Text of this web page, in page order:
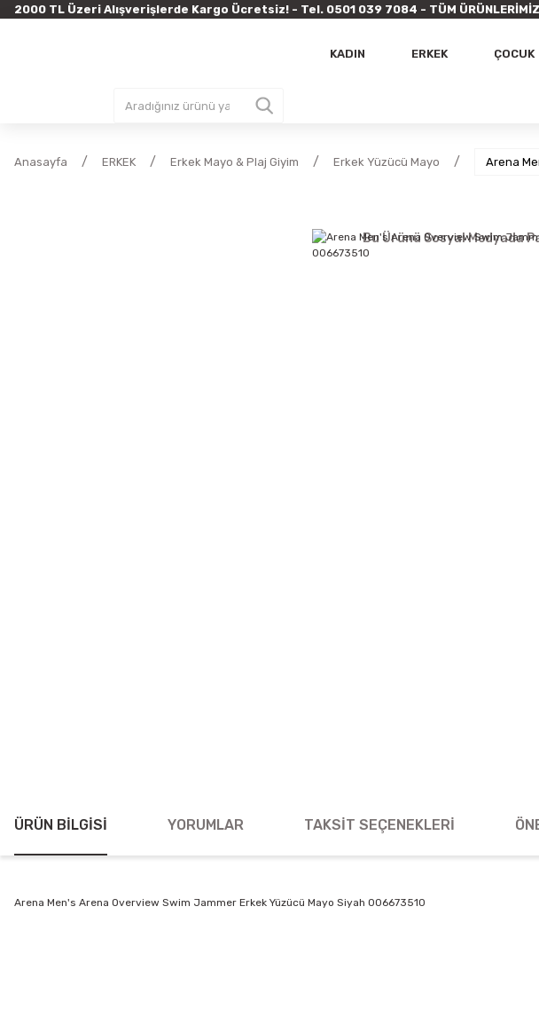
2000 TL Üzeri Alışverişlerde Kargo Ücretsiz! - Tel. 0501 039 7084 - TÜM ÜRÜNLERİMİZ
KADIN ERKEK ÇOCUK
Anasayfa ERKEK Erkek Mayo & Plaj Giyim Erkek Yüzücü Mayo Arena
Bu Ürünü Sosyal Medyada
ÜRÜN BILGISI YORUMLAR TAKSIT SEÇENEKLERI
Arena Men's Arena Overview Swim Jammer Erkek Yüzücü Mayo Siyah 006673510